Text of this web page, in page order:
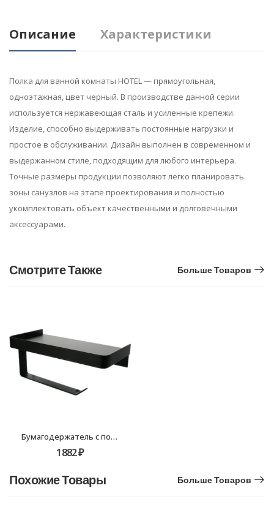
Описание Характеристики
Полка для ванной комнаты HOTEL — прямоугольная,
одноэтажная, цвет черный. В производстве данной серии
используется нержавеющая сталь и усиленные крепежи.
Изделие, способно выдерживать постоянные нагрузки и
простое в обслуживании. Дизайн выполнен в современном и
выдержанном стиле, подходящим для любого интерьера.
Точные размеры продукции позволяют легко планировать
зоны санузлов на этапе проектирования и полностью
укомплектовать объект качественными и долговечными
аксессуарами.
Смотрите Также Больше Товаров
Бумагодержатель с полкой для телефона черный Fixsen HoReCa FX-31011B
1882₽
Похожие Товары Больше Товаров